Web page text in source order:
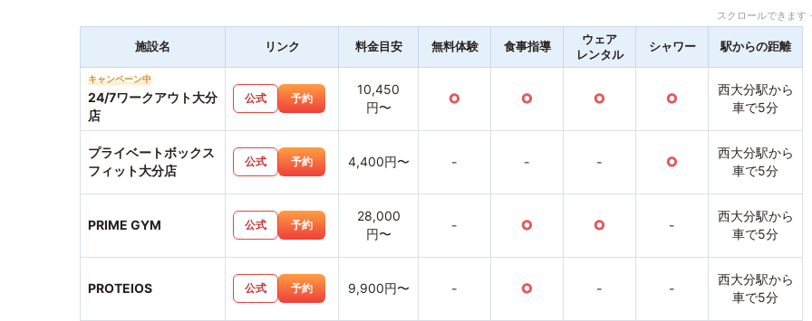
スクロールできま
施設名 リンク 料金目安 無料体験 食事指導
ウェア
レンタル
シャワー 駅からの距離
キャンペーン中
24/7ワークアウト大分
店
公式 予約
10,450
円〜
○ ○ ○ ○
西大分駅から
車で5分
プライベートボックス
フィット大分店
公式 予約 4,400円〜 - - - ○
西大分駅から
車で5分
PRIME GYM 公式 予約
28,000
円〜
- ○ ○ -
西大分駅から
車で5分
PROTEIOS 公式 予約 9,900円〜 - ○ - -
西大分駅から
車で5分